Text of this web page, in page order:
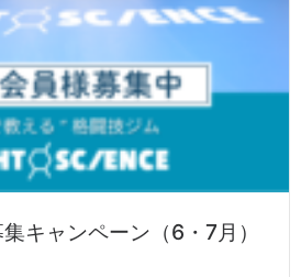
キャンペーン（6・7月）